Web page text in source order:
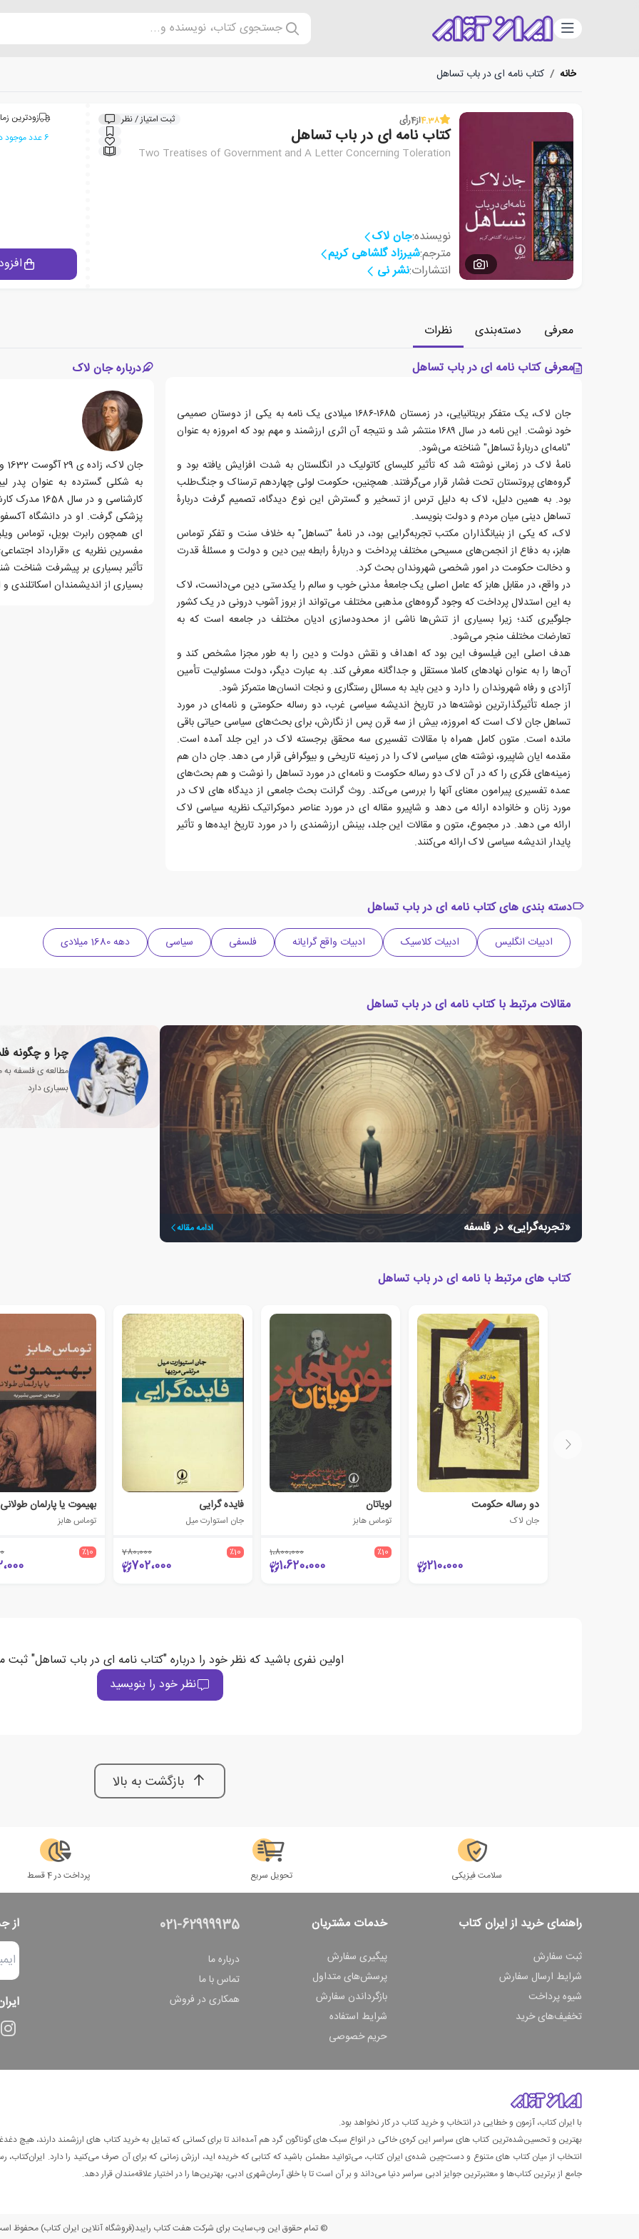
دسته‌بندی جستجوی کتاب، نویسنده و...
خانه / کتاب نامه ای در باب تساهل
1
4.38از4رأی ثبت امتیاز / نظر
کتاب نامه ای در باب تساهل
Two Treatises of Government and A Letter Concerning Toleration
نویسنده:جان لاک
مترجم:شیرزاد گلشاهی کریم
انتشارات:نشر نی
زودترین
6 عدد موجود در انبار ایران کتاب
معرفی دسته‌بندی
نظرات
معرفی کتاب نامه ای در باب تساهل
جان لاک، یک متفکر بریتانیایی، در زمستان ۱۶۸۵-۱۶۸۶ میلادی یک نامه به یکی از دوستان صمیمی
خود نوشت. این نامه در سال ۱۶۸۹ منتشر شد و نتیجه آن اثری ارزشمند و مهم بود که امروزه به عنوان
"نامه‌ای دربارهٔ تساهل" شناخته می‌شود.
نامهٔ لاک در زمانی نوشته شد که تأثیر کلیسای کاتولیک در انگلستان به شدت افزایش یافته بود و
گروه‌های پروتستان تحت فشار قرار می‌گرفتند. همچنین، حکومت لوئی چهاردهم ترسناک و جنگ‌طلب
بود. به همین دلیل، لاک به دلیل ترس از تسخیر و گسترش این نوع دیدگاه، تصمیم گرفت دربارهٔ
تساهل دینی میان مردم و دولت بنویسد.
لاک، که یکی از بنیانگذاران مکتب تجربه‌گرایی بود، در نامهٔ "تساهل" به خلاف سنت و تفکر توماس
هابز، به دفاع از انجمن‌های مسیحی مختلف پرداخت و دربارهٔ رابطه بین دین و دولت و مسئلهٔ قدرت
و دخالت حکومت در امور شخصی شهروندان بحث کرد.
در واقع، در مقابل هابز که عامل اصلی یک جامعهٔ مدنی خوب و سالم را یکدستی دین می‌دانست، لاک
به این استدلال پرداخت که وجود گروه‌های مذهبی مختلف می‌تواند از بروز آشوب درونی در یک کشور
جلوگیری کند؛ زیرا بسیاری از تنش‌ها ناشی از محدودسازی ادیان مختلف در جامعه است که به
تعارضات مختلف منجر می‌شود.
هدف اصلی این فیلسوف این بود که اهداف و نقش دولت و دین را به طور مجزا مشخص کند و
آن‌ها را به عنوان نهادهای کاملا مستقل و جداگانه معرفی کند. به عبارت دیگر، دولت مسئولیت تأمین
آزادی و رفاه شهروندان را دارد و دین باید به مسائل رستگاری و نجات انسان‌ها متمرکز شود.
از جمله تأثیرگذارترین نوشته‌ها در تاریخ اندیشه سیاسی غرب، دو رساله حکومتی و نامه‌ای در مورد
تساهل جان لاک است که امروزه، بیش از سه قرن پس از نگارش، برای بحث‌های سیاسی حیاتی باقی
مانده است. متون کامل همراه با مقالات تفسیری سه محقق برجسته لاک در این جلد آمده است.
مقدمه ایان شاپیرو، نوشته های سیاسی لاک را در زمینه تاریخی و بیوگرافی قرار می دهد. جان دان هم
زمینه‌های فکری را که در آن لاک دو رساله حکومت و نامه‌ای در مورد تساهل را نوشت و هم بحث‌های
عمده تفسیری پیرامون معنای آنها را بررسی می‌کند. روث گرانت بحث جامعی از دیدگاه های لاک در
مورد زنان و خانواده ارائه می دهد و شاپیرو مقاله ای در مورد عناصر دموکراتیک نظریه سیاسی لاک
ارائه می دهد. در مجموع، متون و مقالات این جلد، بینش ارزشمندی را در مورد تاریخ ایده‌ها و تأثیر
پایدار اندیشه سیاسی لاک ارائه می‌کنند.
درباره جان لاک
پزشکی گرفت. او در دانشگاه
ای همچون رابرت بویل، توماس
مفسرین نظریه ی «قرارداد
تأثیر بسیاری بر پیشرفت شناخت
بسیاری از اندیشمندان اسکاتلندی و
دسته بندی های کتاب نامه ای در باب تساهل
ادبیات انگلیس ادبیات کلاسیک ادبیات واقع گرایانه فلسفی سیاسی دهه 1680 میلادی
مقالات مرتبط با کتاب نامه ای در باب تساهل
«تجربه‌گرایی» در فلسفه ادامه مقاله
چرا و چگونه
مطالعه ی فلسفه
بسیاری دارد
کتاب های مرتبط با نامه ای در باب تساهل
دو رساله حکومت
جان لاک
210،000
لویاتان
توماس هابز
٪10 1،800،000
1،620،000
فایده گرایی
جان استوارت میل
٪10 780،000
702،000
بهیموت یا پارلمان طولانی
توماس هابز
٪10
اولین نفری باشید که نظر خود را درباره "کتاب نامه ای در باب تساهل" ثبت
نظر خود را بنویسید
بازگشت به بالا
سلامت فیزیکی تحویل سریع پرداخت در 4 قسط
راهنمای خرید از ایران کتاب
ثبت سفارش
شرایط ارسال سفارش
شیوه پرداخت
تخفیف‌های خرید
خدمات مشتریان
پیگیری سفارش
پرسش‌های متداول
بازگرداندن سفارش
شرایط استفاده
حریم خصوصی
021-62999935
درباره ما
تماس با ما
همکاری در فروش
از
با ایران کتاب، آزمون و خطایی در انتخاب و خرید کتاب در کار نخواهد بود.
بهترین و تحسین‌شده‌ترین کتاب‌ های سراسر این کره‌ی خاکی در انواع سبک های گوناگون گرد هم آمده‌اند تا برای کسانی که تمایل به خرید کتاب های ارزشمند دارند، هیچ
انتخاب از میان کتاب های متنوع و دست‌چین شده‌ی ایران کتاب، می‌توانید مطمئن باشید که کتابی که خریده اید، ارزش زمانی که برای آن صرف می‌کنید را دارد. ایران‌کتاب،
جامع از برترین کتاب‌ها و معتبرترین جوایز ادبی سراسر دنیا می‌داند و بر آن است تا با خلق آرمان‌شهری ادبی، بهترین‌ها را در اختیار علاقه‌مندان قرار دهد.
© تمام حقوق این وب‌سایت برای شرکت هفت کتاب رایبد(فروشگاه آنلاین ایران کتاب) محفوظ